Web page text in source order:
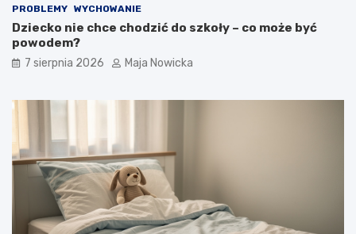
PROBLEMY WYCHOWANIE
Dziecko nie chce chodzić do szkoły – co może być
powodem?
7 sierpnia 2026 Maja Nowicka